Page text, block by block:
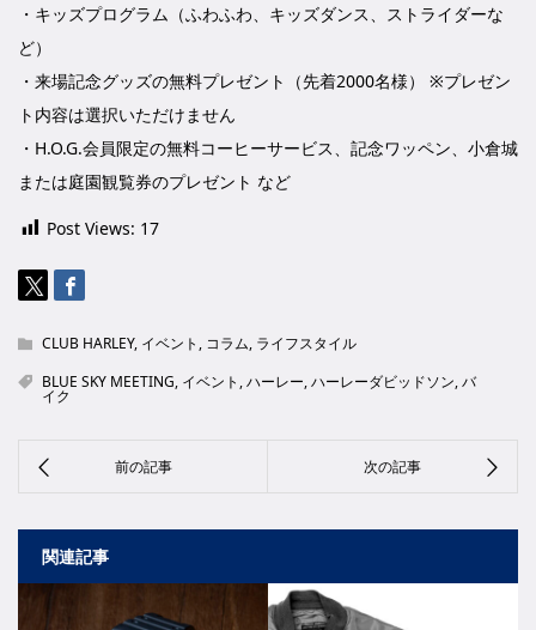
・キッズプログラム（ふわふわ、キッズダンス、ストライダーな
ど）
・来場記念グッズの無料プレゼント（先着2000名様） ※プレゼン
ト内容は選択いただけません
・H.O.G.会員限定の無料コーヒーサービス、記念ワッペン、小倉城
または庭園観覧券のプレゼント など
Post Views: 17
CLUB HARLEY, イベント , コラム, ライフスタイル
BLUE SKY MEETING, イベント ,ハーレー,ハーレーダビッドソン,バ
イク
関連記事